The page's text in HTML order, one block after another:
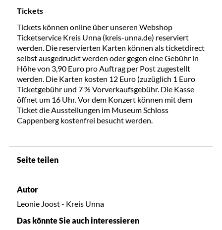
Tickets
Tickets können online über unseren Webshop
Ticketservice Kreis Unna (kreis-unna.de) reserviert
werden. Die reservierten Karten können als ticketdirect
selbst ausgedruckt werden oder gegen eine Gebühr in
Höhe von 3,90 Euro pro Auftrag per Post zugestellt
werden. Die Karten kosten 12 Euro (zuzüglich 1 Euro
Ticketgebühr und 7 % Vorverkaufsgebühr. Die Kasse
öffnet um 16 Uhr. Vor dem Konzert können mit dem
Ticket die Ausstellungen im Museum Schloss
Cappenberg kostenfrei besucht werden.
Seite teilen
Autor
Leonie Joost - Kreis Unna
Das könnte Sie auch interessieren